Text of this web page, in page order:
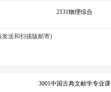
2131物理综合
送和扫描版邮寄)
3001中国古典文献学专业课